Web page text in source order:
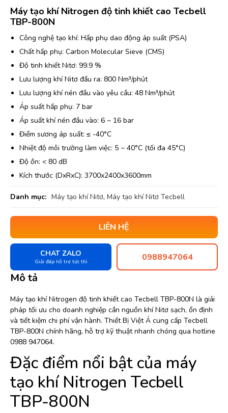
Máy tạo khí Nitrogen độ tinh khiết cao Tecbell
TBP-800N
Công nghệ tạo khí: Hấp phụ dao động áp suất (PSA)
Chất hấp phụ: Carbon Molecular Sieve (CMS)
Độ tinh khiết Nitơ: 99.9 %
Lưu lượng khí Nitơ đầu ra: 800 Nm³/phút
Lưu lượng khí nén đầu vào yêu cầu: 48 Nm³/phút
Áp suất hấp phụ: 7 bar
Áp suất khí nén đầu vào: 6 ~ 16 bar
Điểm sương áp suất: ≤ -40°C
Nhiệt độ môi trường làm việc: 5 ~ 40°C (tối đa 45°C)
Độ ồn: < 80 dB
Kích thước (DxRxC): 3700x2400x3600mm
Danh mục: Máy tạo khí Nitơ, Máy tạo khí Nitơ Tecbell
LIÊN HỆ
CHAT ZALO
Giải đáp hỗ trợ tức thì 0988947064
Mô tả
Máy tạo khí Nitrogen độ tinh khiết cao Tecbell TBP-800N là giải
pháp tối ưu cho doanh nghiệp cần nguồn khí Nitơ sạch, ổn định
và tiết kiệm chi phí vận hành. Thiết Bị Việt Á cung cấp Tecbell
TBP-800N chính hãng, hỗ trợ kỹ thuật nhanh chóng qua hotline
0988 947064.
Đặc điểm nổi bật của máy
tạo khí Nitrogen Tecbell
TBP-800N